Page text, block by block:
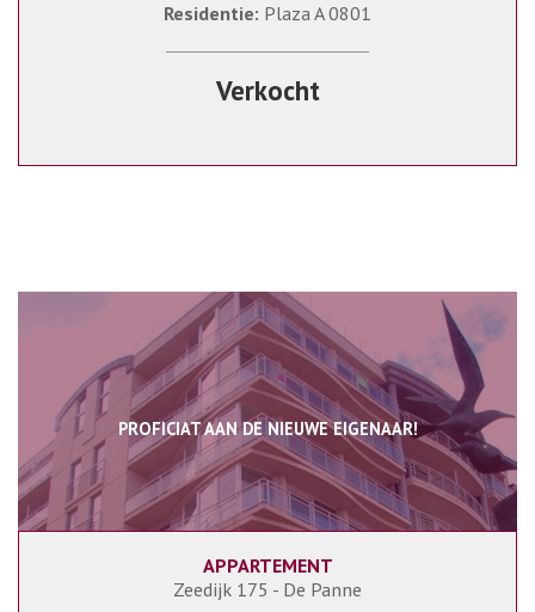
Residentie: Plaza A 0801
Verkocht
PROFICIAT AAN DE NIEUWE EIGENAAR!
1 1
APPARTEMENT
Zeedijk 175 - De Panne